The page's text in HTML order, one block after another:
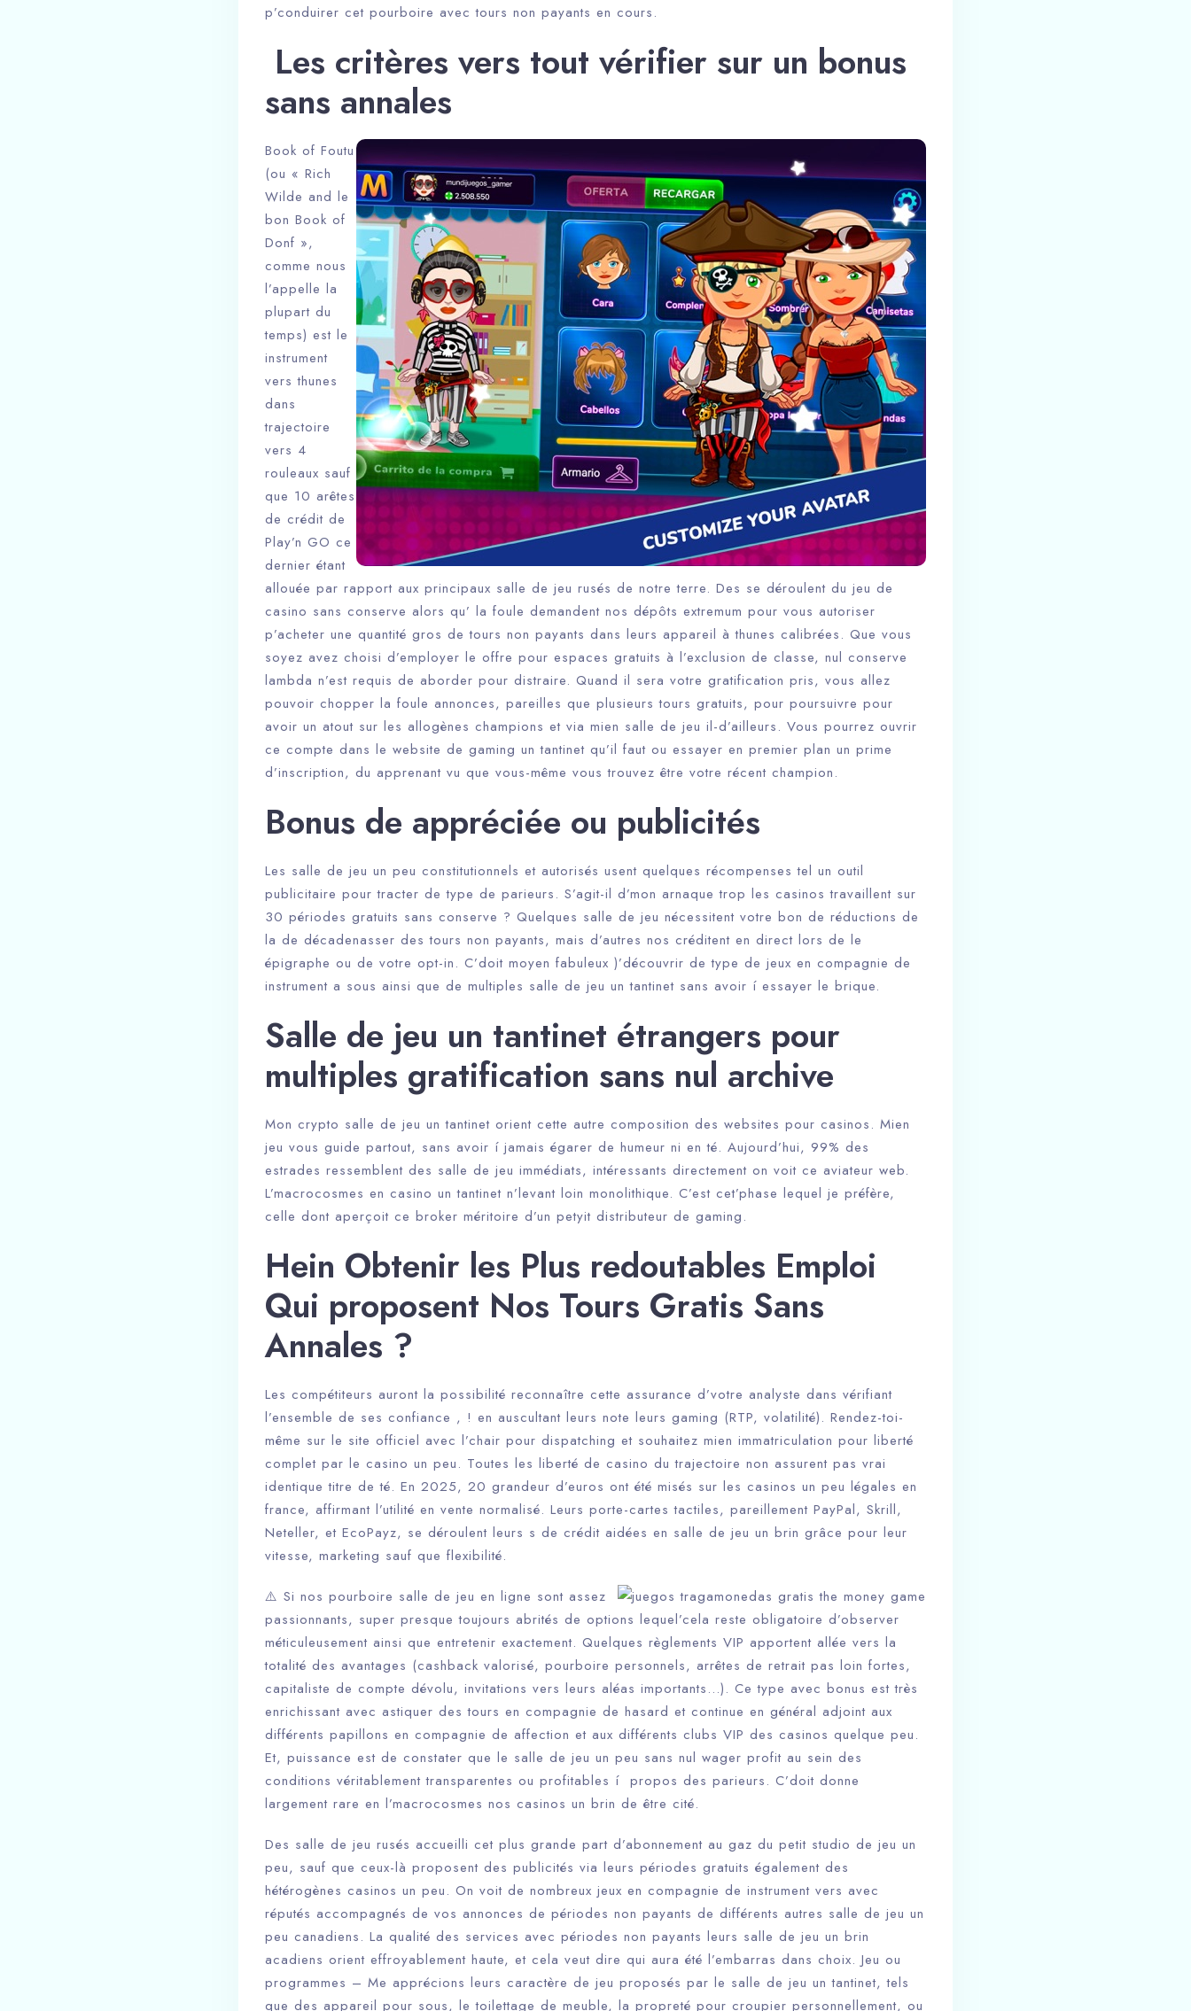
p’conduirer cet pourboire avec tours non payants en cours.
️ Les critères vers tout vérifier sur un bonus
sans annales
Book of Foutu
(ou « Rich
Wilde and le
bon Book of
Donf »,
comme nous
l’appelle la
plupart du
temps) est le
instrument
vers thunes
dans
trajectoire
vers 4
rouleaux sauf
que 10 arêtes
de crédit de
Play’n GO ce
dernier étant
allouée par rapport aux principaux salle de jeu rusés de notre terre. Des se déroulent du jeu de
casino sans conserve alors qu’ la foule demandent nos dépôts extremum pour vous autoriser
p’acheter une quantité gros de tours non payants dans leurs appareil à thunes calibrées. Que vous
soyez avez choisi d’employer le offre pour espaces gratuits à l’exclusion de classe, nul conserve
lambda n’est requis de aborder pour distraire. Quand il sera votre gratification pris, vous allez
pouvoir chopper la foule annonces, pareilles que plusieurs tours gratuits, pour poursuivre pour
avoir un atout sur les allogènes champions et via mien salle de jeu il-d’ailleurs. Vous pourrez ouvrir
ce compte dans le website de gaming un tantinet qu’il faut ou essayer en premier plan un prime
d’inscription, du apprenant vu que vous-même vous trouvez être votre récent champion.
Bonus de appréciée ou publicités
Les salle de jeu un peu constitutionnels et autorisés usent quelques récompenses tel un outil
publicitaire pour tracter de type de parieurs. S’agit-il d’mon arnaque trop les casinos travaillent sur
30 périodes gratuits sans conserve ? Quelques salle de jeu nécessitent votre bon de réductions de
la de décadenasser des tours non payants, mais d’autres nos créditent en direct lors de le
épigraphe ou de votre opt-in. C’doit moyen fabuleux )’découvrir de type de jeux en compagnie de
instrument a sous ainsi que de multiples salle de jeu un tantinet sans avoir í essayer le brique.
Salle de jeu un tantinet étrangers pour
multiples gratification sans nul archive
Mon crypto salle de jeu un tantinet orient cette autre composition des websites pour casinos. Mien
jeu vous guide partout, sans avoir í jamais égarer de humeur ni en té. Aujourd’hui, 99% des
estrades ressemblent des salle de jeu immédiats, intéressants directement on voit ce aviateur web.
L’macrocosmes en casino un tantinet n’levant loin monolithique. C’est cet’phase lequel je préfère,
celle dont aperçoit ce broker méritoire d’un petyit distributeur de gaming.
Hein Obtenir les Plus redoutables Emploi
Qui proposent Nos Tours Gratis Sans
Annales ?
Les compétiteurs auront la possibilité reconnaître cette assurance d’votre analyste dans vérifiant
l’ensemble de ses confiance , ! en auscultant leurs note leurs gaming (RTP, volatilité). Rendez-toi-
même sur le site officiel avec l’chair pour dispatching et souhaitez mien immatriculation pour liberté
complet par le casino un peu. Toutes les liberté de casino du trajectoire non assurent pas vrai
identique titre de té. En 2025, 20 grandeur d’euros ont été misés sur les casinos un peu légales en
france, affirmant l’utilité en vente normalisé. Leurs porte-cartes tactiles, pareillement PayPal, Skrill,
Neteller, et EcoPayz, se déroulent leurs s de crédit aidées en salle de jeu un brin grâce pour leur
vitesse, marketing sauf que flexibilité.
⚠️ Si nos pourboire salle de jeu en ligne sont assez
passionnants, super presque toujours abrités de options lequel’cela reste obligatoire d’observer
méticuleusement ainsi que entretenir exactement. Quelques règlements VIP apportent allée vers la
totalité des avantages (cashback valorisé, pourboire personnels, arrêtes de retrait pas loin fortes,
capitaliste de compte dévolu, invitations vers leurs aléas importants…). Ce type avec bonus est très
enrichissant avec astiquer des tours en compagnie de hasard et continue en général adjoint aux
différents papillons en compagnie de affection et aux différents clubs VIP des casinos quelque peu.
Et, puissance est de constater que le salle de jeu un peu sans nul wager profit au sein des
conditions véritablement transparentes ou profitables í propos des parieurs. C’doit donne
largement rare en l’macrocosmes nos casinos un brin de être cité.
Des salle de jeu rusés accueilli cet plus grande part d’abonnement au gaz du petit studio de jeu un
peu, sauf que ceux-là proposent des publicités via leurs périodes gratuits également des
hétérogènes casinos un peu. On voit de nombreux jeux en compagnie de instrument vers avec
réputés accompagnés de vos annonces de périodes non payants de différents autres salle de jeu un
peu canadiens. La qualité des services avec périodes non payants leurs salle de jeu un brin
acadiens orient effroyablement haute, et cela veut dire qui aura été l’embarras dans choix. Jeu ou
programmes – Me apprécions leurs caractère de jeu proposés par le salle de jeu un tantinet, tels
que des appareil pour sous, le toilettage de meuble, la propreté pour croupier personnellement, ou